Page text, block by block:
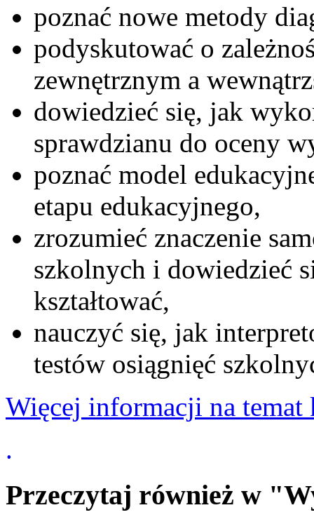
poznać nowe metody
podyskutować o
zewnętrznym a
dowiedzieć się, jak
sprawdzianu do oceny
poznać model
etapu edukacyjnego,
zrozumieć znaczenie
szkolnych i dowiedzieć
kształtować,
nauczyć się, jak
testów osiągnięć
Więcej informacji na temat
.
Przeczytaj również w